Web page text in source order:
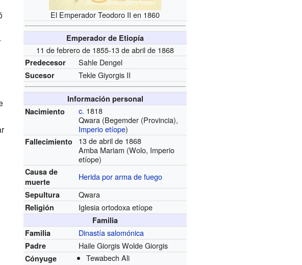
El Emperador Teodoro II en 1860
Emperador de Etiopía
11 de febrero de 1855-13 de abril de 1868
Predecesor Sahle Dengel
Sucesor Tekle Giyorgis II
Información personal
Nacimiento
c. 1818
Qwara (Begemder (Provincia),
Imperio etíope)
Fallecimiento
13 de abril de 1868
Amba Mariam (Wolo, Imperio
etíope)
Causa de
muerte
Herida por arma de fuego
Sepultura Qwara
Religión Iglesia ortodoxa etíope
Familia
Familia
Dinastía salomónica
Padre Haile Giorgis Wolde Giorgis
Cónyuge
Tewabech Ali